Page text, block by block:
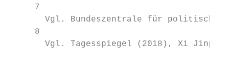
     7
Vgl. Bundeszentrale für politische
     8
Vgl. Tagesspiegel (2018), Xi